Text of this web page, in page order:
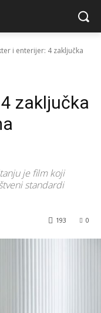
i enterijer: 4 zaključka
zaključka
je film koji
standardi
0
193